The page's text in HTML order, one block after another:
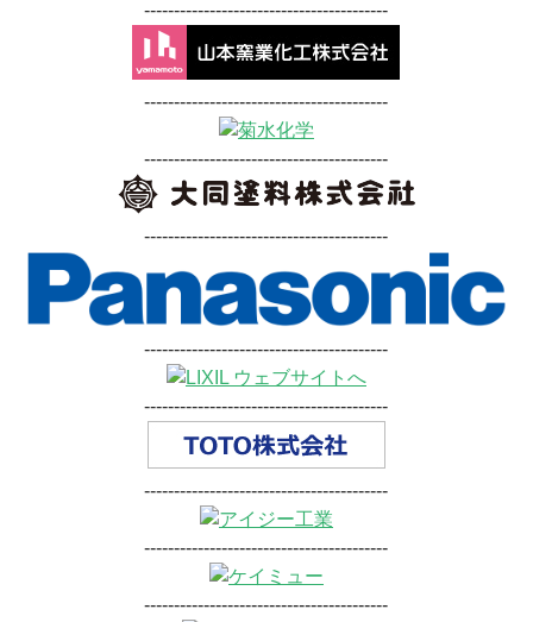
-----------------------------------------
-----------------------------------------
-----------------------------------------
-----------------------------------------
-----------------------------------------
-----------------------------------------
-----------------------------------------
-----------------------------------------
-----------------------------------------